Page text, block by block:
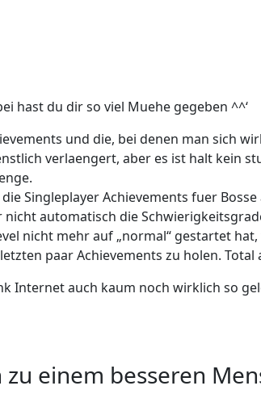
hast du dir so viel Muehe gegeben ^^‘
und die, bei denen man sich
verlaengert, aber es ist halt kein
Singleplayer Achievements fuer
nicht automatisch die
nicht mehr auf „normal“ gestartet
paar Achievements zu holen. Total
Internet auch kaum noch wirklich so
einem besseren